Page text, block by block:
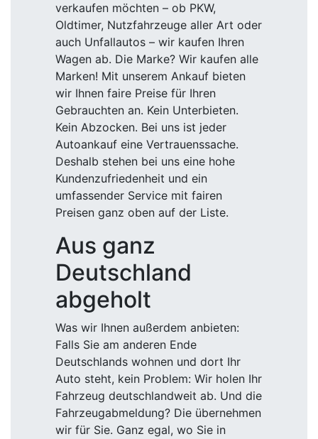
verkaufen möchten – ob PKW,
Oldtimer, Nutzfahrzeuge aller Art oder
auch Unfallautos – wir kaufen Ihren
Wagen ab. Die Marke? Wir kaufen alle
Marken! Mit unserem Ankauf bieten
wir Ihnen faire Preise für Ihren
Gebrauchten an. Kein Unterbieten.
Kein Abzocken. Bei uns ist jeder
Autoankauf eine Vertrauenssache.
Deshalb stehen bei uns eine hohe
Kundenzufriedenheit und ein
umfassender Service mit fairen
Preisen ganz oben auf der Liste.
Aus ganz
Deutschland
abgeholt
Was wir Ihnen außerdem anbieten:
Falls Sie am anderen Ende
Deutschlands wohnen und dort Ihr
Auto steht, kein Problem: Wir holen Ihr
Fahrzeug deutschlandweit ab. Und die
Fahrzeugabmeldung? Die übernehmen
wir für Sie. Ganz egal, wo Sie in